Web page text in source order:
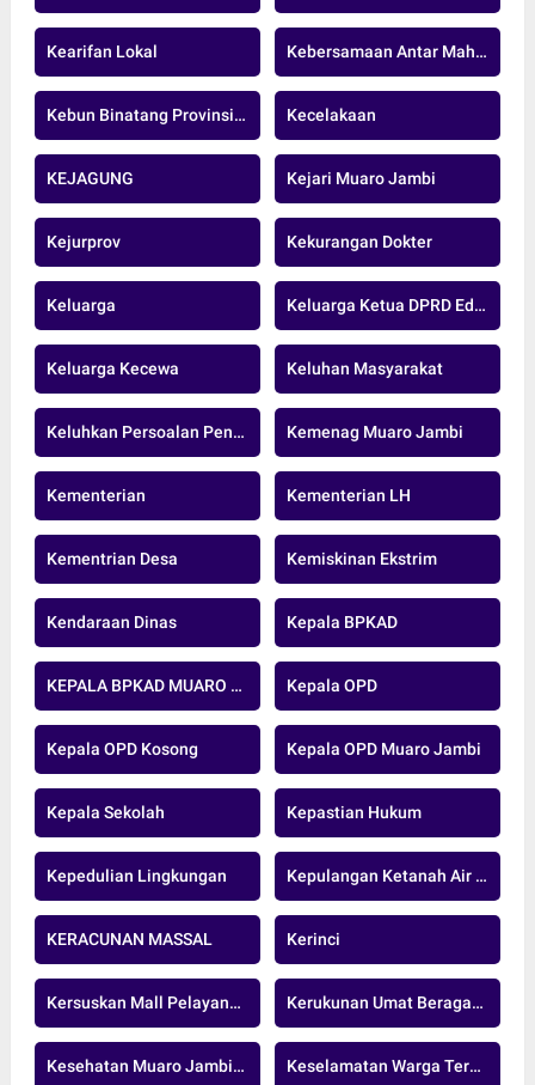
Kearifan Lokal Kebersamaan Antar Mahasiswa Tebo
Kebun Binatang Provinsi Jambi Kecelakaan
KEJAGUNG Kejari Muaro Jambi
Kejurprov Kekurangan Dokter
Keluarga Keluarga Ketua DPRD Edi Purwanto
Keluarga Kecewa Keluhan Masyarakat
Keluhkan Persoalan Pengeboran Minyak Kemenag Muaro Jambi
Kementerian Kementerian LH
Kementrian Desa Kemiskinan Ekstrim
Kendaraan Dinas Kepala BPKAD
KEPALA BPKAD MUARO JAMBI Kepala OPD
Kepala OPD Kosong Kepala OPD Muaro Jambi
Kepala Sekolah Kepastian Hukum
Kepedulian Lingkungan Kepulangan Ketanah Air Indonesia
KERACUNAN MASSAL Kerinci
Kersuskan Mall Pelayanan Publik Kerukunan Umat Beragama
Kesehatan Muaro Jambi.nasional Keselamatan Warga Terancam